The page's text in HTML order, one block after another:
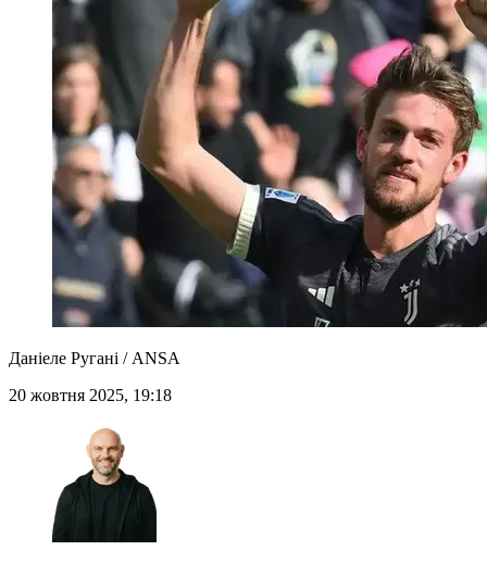
Даніеле Ругані / ANSA
20 жовтня 2025, 19:18